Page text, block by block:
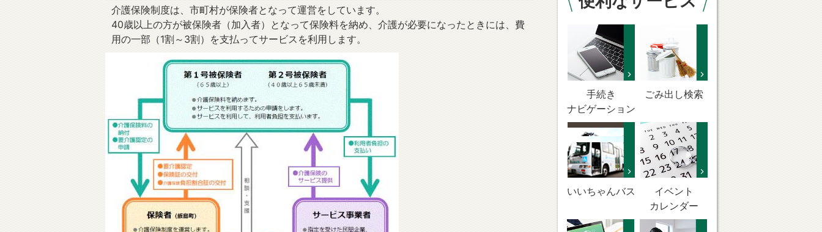
介護保険制度は、市町村が保険者となって運営をしています。
40歳以上の方が被保険者（加入者）となって保険料を納め、介護が必要になったときには、費
用の一部（1割～3割）を支払ってサービスを利用します。
手続き
ナビゲーション
ごみ出し検索
いいちゃんバス
イベント
カレンダー